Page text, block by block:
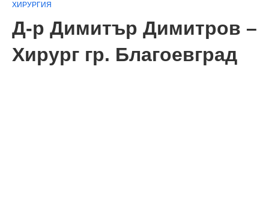
ХИРУРГИЯ
Д-р Димитър Димитров –
Хирург гр. Благоевград